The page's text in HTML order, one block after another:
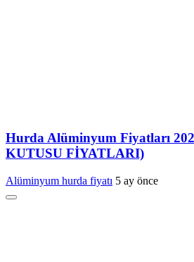
Hurda Alüminyum Fiyatları
KUTUSU FİYATLARI)
Alüminyum hurda fiyatı 5 ay önce